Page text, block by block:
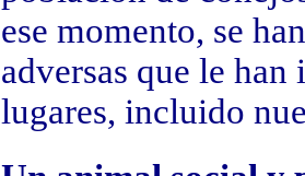
ese momento, se
adversas que le
lugares, incluido